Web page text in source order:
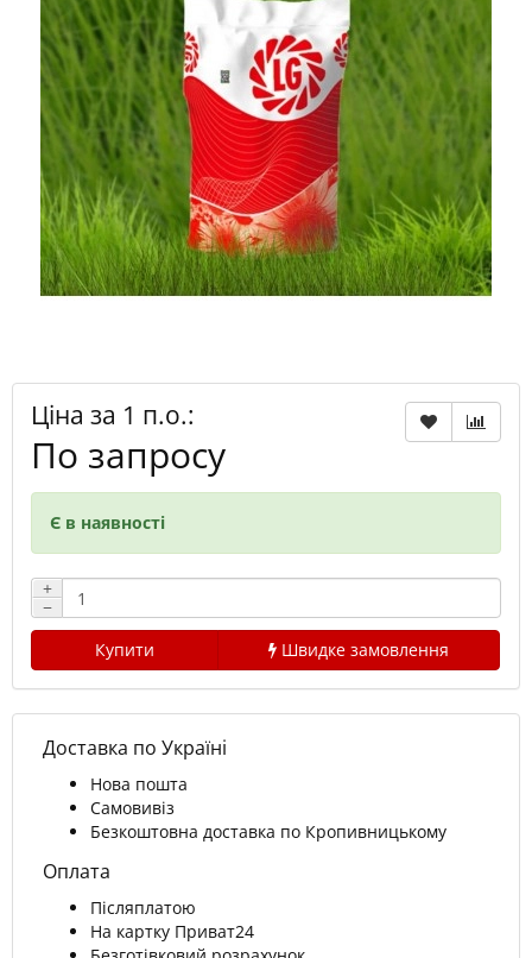
Ціна за 1 п.о.:
По запросу
Є в наявності
+
−
Купити
Швидке замовлення
Доставка по Україні
Нова пошта
Самовивіз
Безкоштовна доставка по Кропивницькому
Оплата
Післяплатою
На картку Приват24